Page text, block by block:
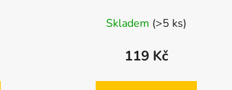
Skladem (>5 ks)
119 Kč